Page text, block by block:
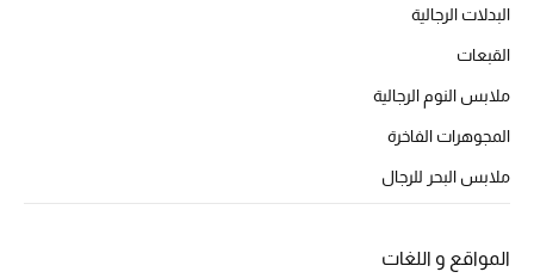
تشكيلة الأحذية
أحذية للأطفال
البدلات الرجالية
القبعات
ملابس النوم الرجالية
المجوهرات الفاخرة
ملابس البحر للرجال
المواقع و اللغات